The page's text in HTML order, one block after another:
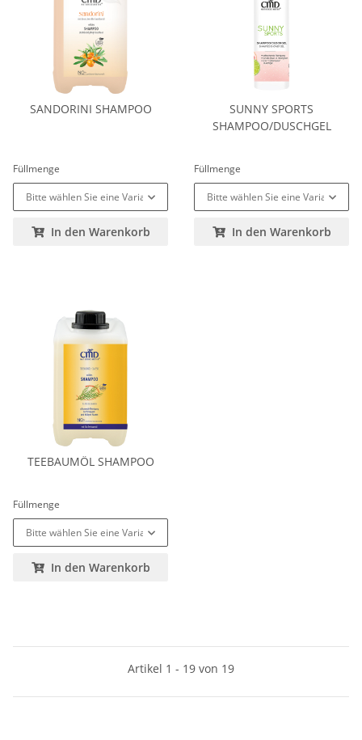
SANDORINI SHAMPOO
Füllmenge
Bitte wählen Sie eine Variation.
In den Warenkorb
SUNNY SPORTS
SHAMPOO/DUSCHGEL
Füllmenge
Bitte wählen Sie eine Variation.
In den Warenkorb
TEEBAUMÖL SHAMPOO
Füllmenge
Bitte wählen Sie eine Variation.
In den Warenkorb
Artikel 1 - 19 von 19